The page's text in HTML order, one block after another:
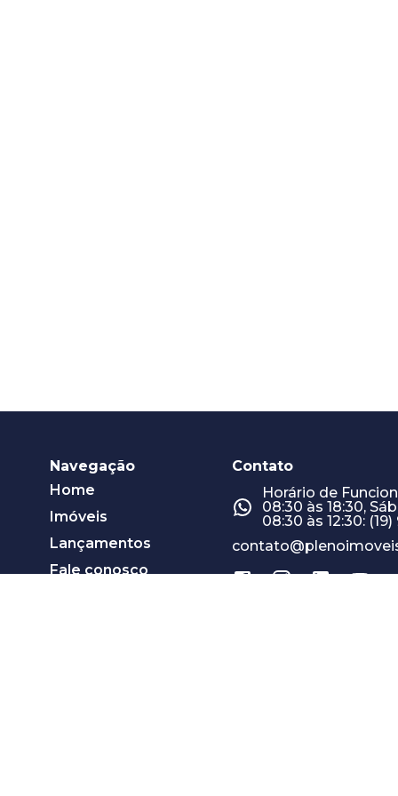
Navegação
Home
Imóveis
Lançamentos
Fale conosco
Contato
Horário de
08:30 às 18:30,
08:30 às 12:30: (19)